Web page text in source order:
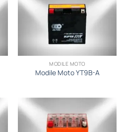
MODILE MOTO
Modile Moto YT9B-A